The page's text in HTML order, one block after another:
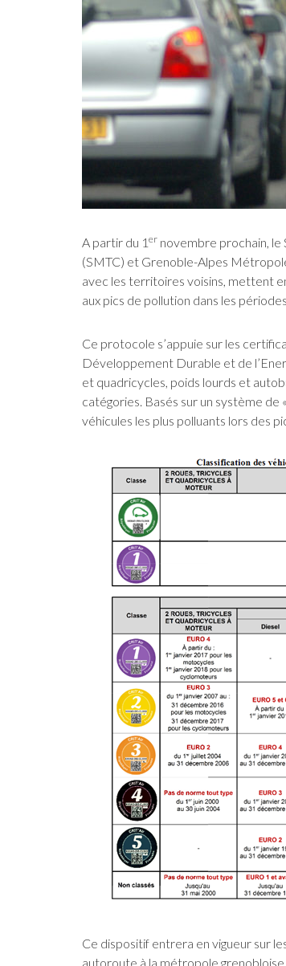
A partir du 1 er novembre prochain, le
(SMTC) et Grenoble-Alpes
avec les territoires voisins, mettent
aux pics de pollution dans les
Ce protocole s’appuie sur les
Développement Durable et de
et quadricycles, poids lourds et
catégories. Basés sur un système
véhicules les plus polluants lors des
Ce dispositif entrera en vigueur sur
autoroute à la métropole